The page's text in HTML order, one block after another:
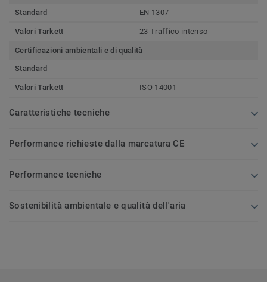
Standard
EN 1307
Valori Tarkett 23 Traffico intenso
Certificazioni ambientali e di qualità
Standard
-
Valori Tarkett ISO 14001
Caratteristiche tecniche
Performance richieste dalla marcatura CE
Performance tecniche
Sostenibilità ambientale e qualità dell'aria